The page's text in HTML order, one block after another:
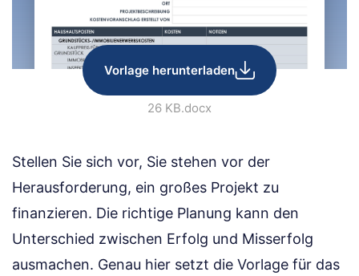
Vorlage herunterladen
26 KB.docx
Stellen Sie sich vor, Sie stehen vor der
Herausforderung, ein großes Projekt zu
finanzieren. Die richtige Planung kann den
Unterschied zwischen Erfolg und Misserfolg
ausmachen. Genau hier setzt die Vorlage für das